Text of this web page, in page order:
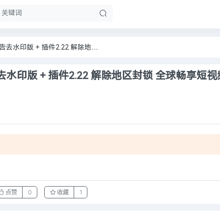
抖音海外版 TikTok v42.4.3去广告去水印版 + 插件2.22 解除地区封锁 全球畅享短视频 11月2日最新
水印版 + 插件2.22 解除地区封锁 全球畅享短视
点赞 0 收藏 1